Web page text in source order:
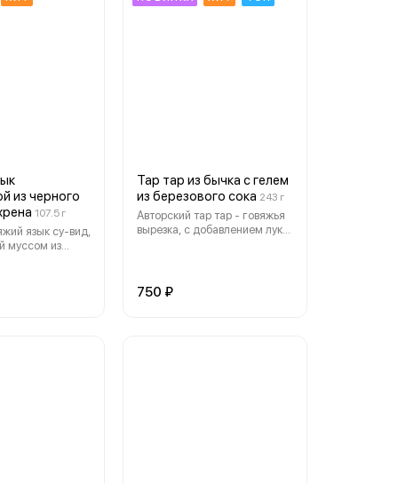
из черного
107.5 г
язык су-вид,
муссом из
Тар тар из бычка с гелем
из березового сока 243 г
Авторский тар тар - говяжья
вырезка, с добавлением лука
трюфельного масла и мелко
нарубленной черемши.
750 ₽